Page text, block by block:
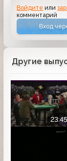
Войдите или
комментарий
Вход
Другие
23:45